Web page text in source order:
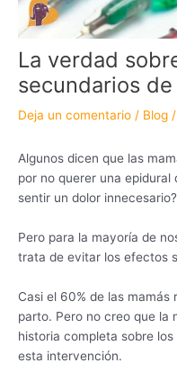
La verdad
secundarios
Deja un comentario / Blog
Algunos dicen que las
por no querer una epidural
sentir un dolor innecesario?
Pero para la mayoría de
trata de evitar los efectos
Casi el 60% de las
parto. Pero no creo que la
historia completa sobre
esta intervención.